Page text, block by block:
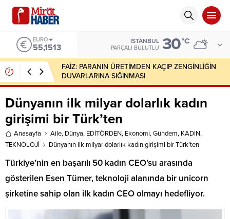
ALTIN
6.635,91
İSTANBUL
PARÇALI BULUTLU 30°C
Mesut Yılmaz Fetöyü Sakın Araştırma, Ecevit
Hükümeti Yıkar
Dünyanın ilk milyar dolarlık kadın
girişimi bir Türk’ten
Anasayfa Aile, Dünya, EDİTÖRDEN, Ekonomi,Gündem, KADIN,
TEKNOLOJİ
Dünyanın ilk milyar dolarlık kadın girişimi bir Türk’ten
Türkiye’nin en başarılı 50 kadın CEO’su arasında
gösterilen Esen Tümer, teknoloji alanında bir unicorn
şirketine sahip olan ilk kadın CEO olmayı hedefliyor.